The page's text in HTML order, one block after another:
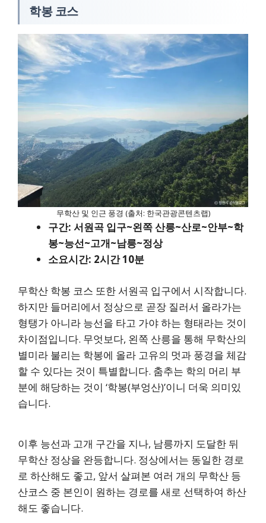
학봉 코스
무학산 및 인근 풍경 (출처: 한국관광콘텐츠랩)
구간: 서원곡 입구~왼쪽 산릉~산로~안부~학
봉~능선~고개~남릉~정상
소요시간: 2시간 10분
무학산 학봉 코스 또한 서원곡 입구에서 시작합니다.
하지만 들머리에서 정상으로 곧장 질러서 올라가는
형탱가 아니라 능선을 타고 가야 하는 형태라는 것이
차이점입니다. 무엇보다, 왼쪽 산릉을 통해 무학산의
별미라 불리는 학봉에 올라 고유의 멋과 풍경을 체감
할 수 있다는 것이 특별합니다. 춤추는 학의 머리 부
분에 해당하는 것이 ‘학봉(부엉산)’이니 더욱 의미있
습니다.
이후 능선과 고개 구간을 지나, 남릉까지 도달한 뒤
무학산 정상을 완등합니다. 정상에서는 동일한 경로
로 하산해도 좋고, 앞서 살펴본 여러 개의 무학산 등
산코스 중 본인이 원하는 경로를 새로 선택하여 하산
해도 좋습니다.